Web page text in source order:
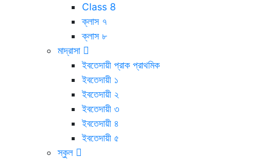
Class 8
ক্লাস ৭
ক্লাস ৮
মাদ্রাসা
ইবতেদায়ী প্রাক প্রাথমিক
ইবতেদায়ী ১
ইবতেদায়ী ২
ইবতেদায়ী ৩
ইবতেদায়ী ৪
ইবতেদায়ী ৫
স্কুল